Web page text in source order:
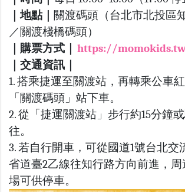
｜地點｜ 關渡碼頭（台北市北投區
／關渡棧橋碼頭）
｜購票方式｜ https://
｜交通資訊｜
1. 搭乘捷運至關渡站，再轉乘公車
「關渡碼頭」站下車。
2. 從「捷運關渡站」步行約15分鐘
往。
3. 若自行開車，可從國道1號台北交
省道臺2乙線往知行路方向前進，
場可供停車。